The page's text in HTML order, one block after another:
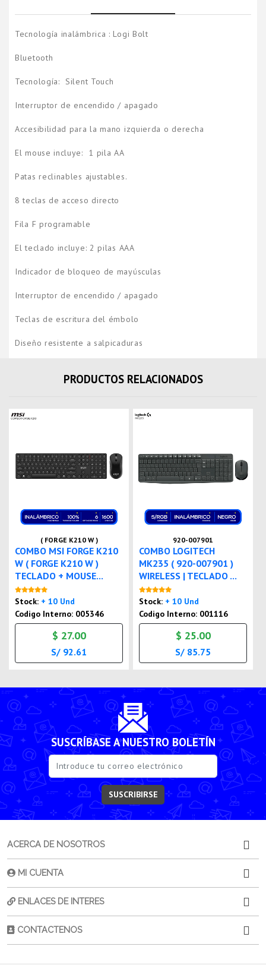
Tecnología inalámbrica : Logi Bolt
Bluetooth
Tecnología: Silent Touch
Interruptor de encendido / apagado
Accesibilidad para la mano izquierda o derecha
El mouse incluye: 1 pila AA
Patas reclinables ajustables.
8 teclas de acceso directo
Fila F programable
El teclado incluye: 2 pilas AAA
Indicador de bloqueo de mayúsculas
Interruptor de encendido / apagado
Teclas de escritura del émbolo
Diseño resistente a salpicaduras
PRODUCTOS RELACIONADOS
( FORGE K210 W )
COMBO MSI FORGE K210
W ( FORGE K210 W )
TECLADO + MOUSE...
Stock: + 10 Und
Codigo Interno: 005346
$ 27.00
S/ 92.61
920-007901
COMBO LOGITECH
MK235 ( 920-007901 )
WIRELESS | TECLADO ...
Stock: + 10 Und
Codigo Interno: 001116
$ 25.00
S/ 85.75
SUSCRÍBASE A NUESTRO BOLETÍN
SUSCRIBIRSE
ACERCA DE NOSOTROS
MI CUENTA
ENLACES DE INTERES
CONTACTENOS